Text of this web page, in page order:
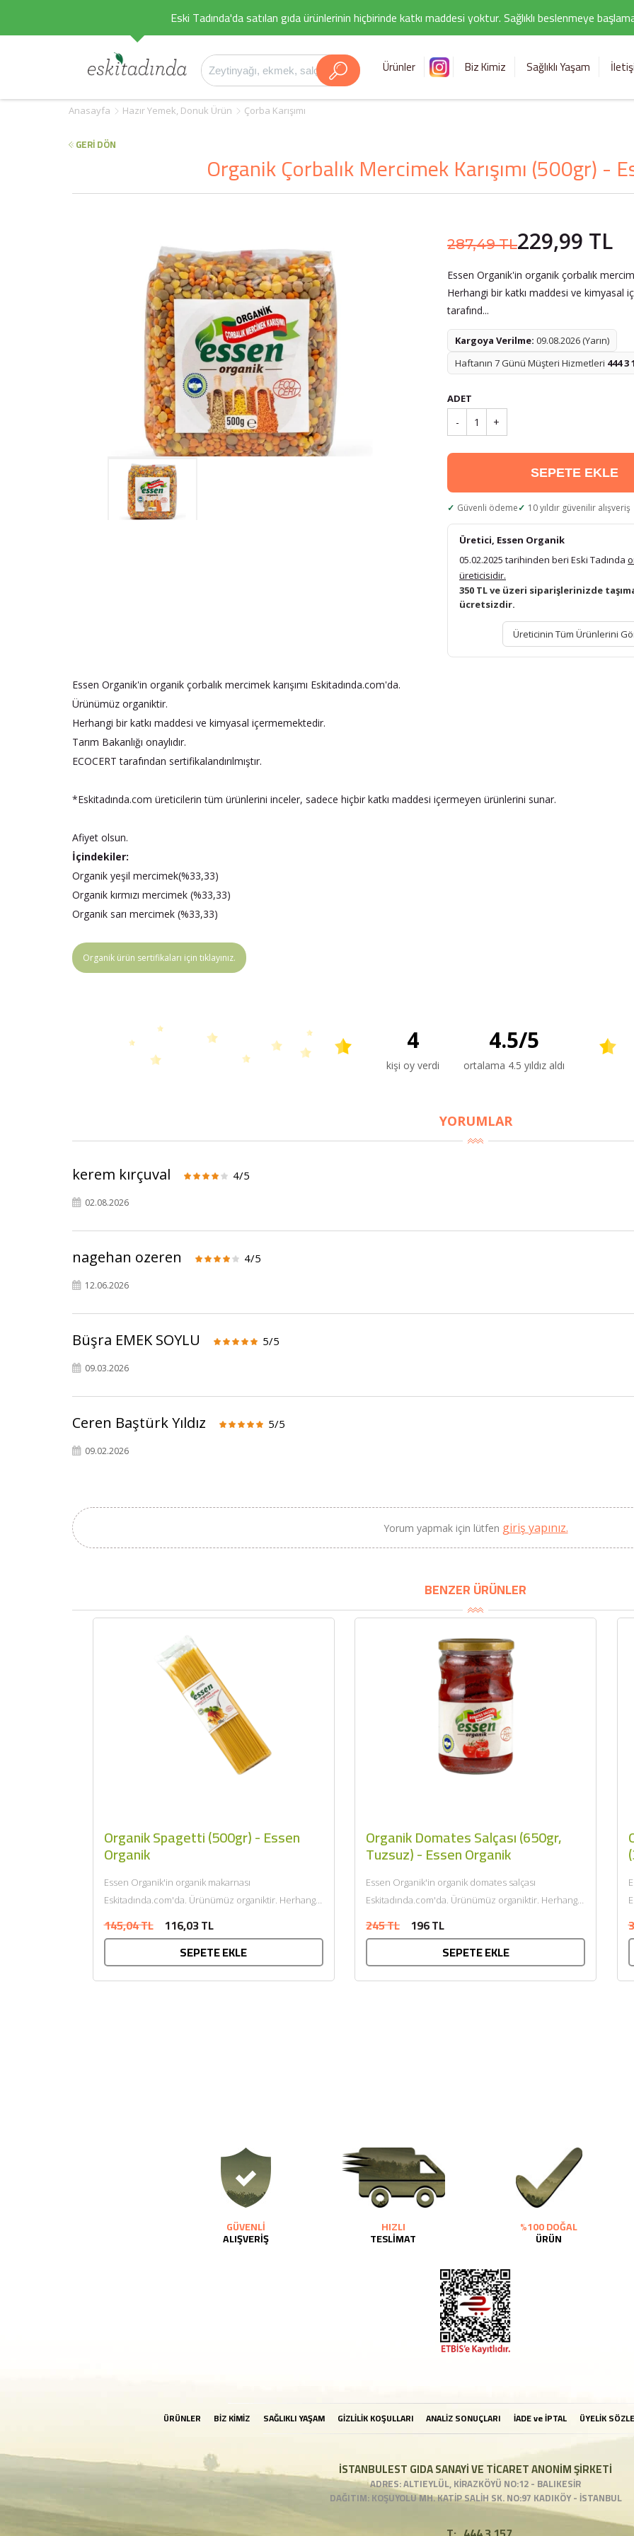
Eski Tadında'da satılan gıda ürünlerinin hiçbirinde katkı maddesi yoktur. Sağlıklı beslenmeye
Ürünler Biz Kimiz Sağlıklı Yaşam
Anasayfa Hazır Yemek, Donuk Ürün Çorba Karışımı
GERİ DÖN
Organik Çorbalık Mercimek Karışımı (500gr) -
287,49 TL229,99 TL
Essen Organik'in organik çorbalık
Herhangi bir katkı maddesi ve kimyasal
tarafınd...
Kargoya Verilme: 09.08.2026 (Yarın)
Haftanın 7 Günü Müşteri Hizmetleri 444 3
ADET
- 1 +
SEPETE EKLE
Güvenli ödeme 10 yıldır güvenilir alışveriş
Üretici, Essen Organik
05.02.2025 tarihinden beri Eski Tadında
üreticisidir.
350 TL ve üzeri siparişlerinizde
ücretsizdir.
Üreticinin Tüm Ürünlerini
Essen Organik'in organik çorbalık mercimek karışımı Eskitadında.com'da.
Ürünümüz organiktir.
Herhangi bir katkı maddesi ve kimyasal içermemektedir.
Tarım Bakanlığı onaylıdır.
ECOCERT tarafından sertifikalandırılmıştır.
*Eskitadında.com üreticilerin tüm ürünlerini inceler, sadece hiçbir katkı maddesi içermeyen ürünlerini sunar.
Afiyet olsun.
İçindekiler:
Organik yeşil mercimek(%33,33)
Organik kırmızı mercimek (%33,33)
Organik sarı mercimek (%33,33)
Organik ürün sertifikaları için tıklayınız.
4
kişi oy verdi
4.5/5
ortalama 4.5 yıldız aldı
YORUMLAR
kerem kırçuval 4/5
02.08.2026
nagehan ozeren 4/5
12.06.2026
Büşra EMEK SOYLU 5/5
09.03.2026
Ceren Baştürk Yıldız 5/5
09.02.2026
Yorum yapmak için lütfen giriş yapınız.
BENZER ÜRÜNLER
Organik Spagetti (500gr) - Essen
Organik
Essen Organik'in organik makarnası
Eskitadında.com'da. Ürünümüz organiktir. Herhangi
Bakanlığı onaylıdır. ECOCERT tarafından
145,04 TL 116,03 TL
SEPETE EKLE
Organik Domates Salçası (650gr,
Tuzsuz) - Essen Organik
Essen Organik'in organik domates salçası
Eskitadında.com'da. Ürünümüz organiktir. Herhangi
Bakanlığı onaylıdır. ECOCERT...
245 TL 196 TL
SEPETE EKLE
GÜVENLİ
ALIŞVERİŞ
HIZLI
TESLİMAT
%100 DOĞAL
ÜRÜN
ÜRÜNLER BİZ KİMİZ SAĞLIKLI YAŞAM GİZLİLİK KOŞULLARI ANALİZ SONUÇLARI İADE ve İPTAL ÜYELİK
İSTANBULEST GIDA SANAYİ VE TİCARET ANONİM ŞİRKETİ
ADRES: ALTIEYLÜL, KİRAZKÖYÜ NO:12 - BALIKESİR
DAĞITIM: KOŞUYOLU MH. KATİP SALİH SK. NO:97 KADIKÖY - İSTANBUL
2320,00 TL
Sızma Zeytinyağı (2025